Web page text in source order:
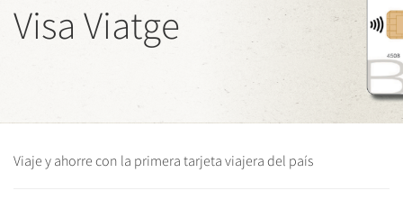
Visa Viatge
Viaje y ahorre con la primera tarjeta viajera del país